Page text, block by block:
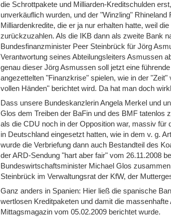
die Schrottpakete und Milliarden-Kreditschulden
unverkäuflich wurden, und der "Winzling" Rhineland
Milliardenkredite, die er ja nur erhalten hatte, weil
zurückzuzahlen. Als die IKB dann als zweite Bank
Bundesfinanzminister Peer Steinbrück für Jörg
Verantwortung seines Abteilungsleiters Asmussen
genau dieser Jörg Asmussen soll jetzt eine
angezettelten "Finanzkrise" spielen, wie in der
vollen Händen" berichtet wird. Da hat man doch
Dass unsere Bundeskanzlerin Angela Merkel und
Glos dem Treiben der BaFin und des BMF tatenlos
als die CDU noch in der Opposition war, massiv für
in Deutschland eingesetzt hatten, wie in dem v. g.
wurde die Verbriefung dann auch Bestandteil des
der ARD-Sendung "hart aber fair" vom 26.11.2008
Bundeswirtschaftsminister Michael Glos
Steinbrück im Verwaltungsrat der KfW, der
Ganz anders in Spanien: Hier ließ die spanische
wertlosen Kreditpaketen und damit die
Mittagsmagazin vom 05.02.2009 berichtet wurde.